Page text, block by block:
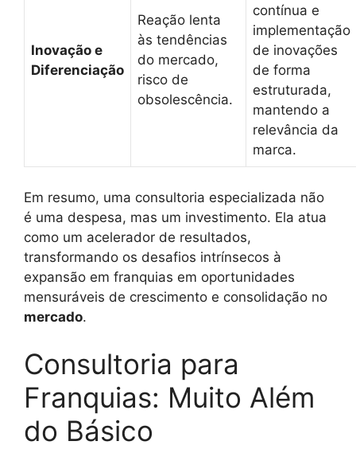
Inovação e
Diferenciação
Reação lenta
às tendências
do mercado,
risco de
obsolescência.
contínua e
implementação
de inovações
de forma
estruturada,
mantendo a
relevância da
marca.
Em resumo, uma consultoria especializada não
é uma despesa, mas um investimento. Ela atua
como um acelerador de resultados,
transformando os desafios intrínsecos à
expansão em franquias em oportunidades
mensuráveis de crescimento e consolidação no
mercado.
Consultoria para
Franquias: Muito Além
do Básico